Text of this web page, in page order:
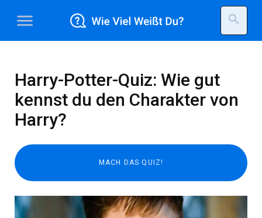
menu search
Harry-Potter-Quiz: Wie gut
kennst du den Charakter von
Harry?